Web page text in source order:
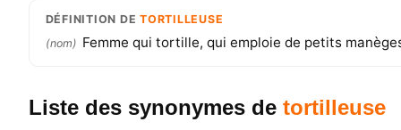
DÉFINITION DETORTILLEUSE
(nom) Femme qui tortille, qui emploie de petits
Liste des synonymes de tortilleuse